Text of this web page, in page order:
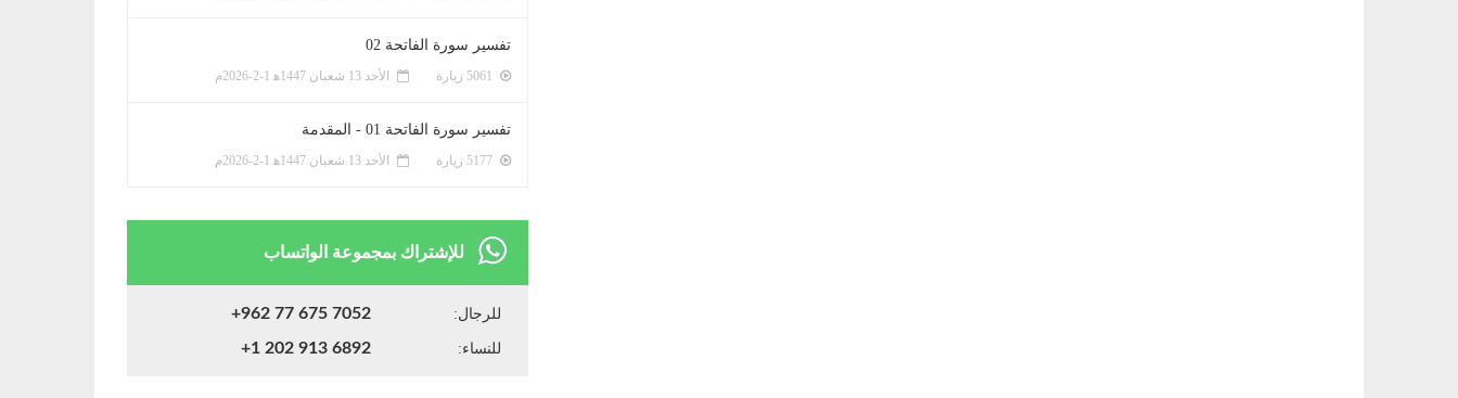
تفسير سورة الفاتحة 02
الأحد 13 شعبان 1447ﻫ 1-2-2026م
تفسير سورة الفاتحة 01 - المقدمة
الأحد 13 شعبان 1447ﻫ 1-2-2026م
للإشتراك بمجموعة الواتساب
للرجال: +962 77 675 7052
للنساء: +1 202 913 6892